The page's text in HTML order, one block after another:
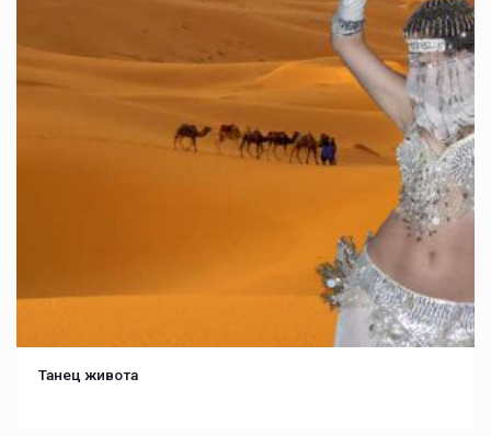
Танец живота